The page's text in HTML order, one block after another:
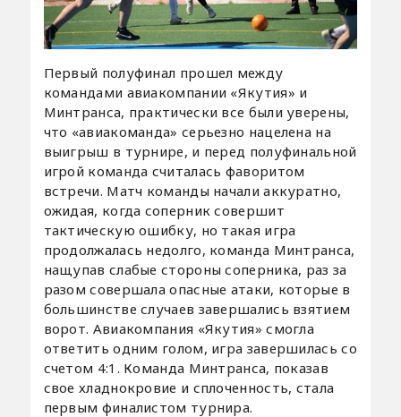
Первый полуфинал прошел между
командами авиакомпании «Якутия» и
Минтранса, практически все были уверены,
что «авиакоманда» серьезно нацелена на
выигрыш в турнире, и перед полуфинальной
игрой команда считалась фаворитом
встречи. Матч команды начали аккуратно,
ожидая, когда соперник совершит
тактическую ошибку, но такая игра
продолжалась недолго, команда Минтранса,
нащупав слабые стороны соперника, раз за
разом совершала опасные атаки, которые в
большинстве случаев завершались взятием
ворот. Авиакомпания «Якутия» смогла
ответить одним голом, игра завершилась со
счетом 4:1. Команда Минтранса, показав
свое хладнокровие и сплоченность, стала
первым финалистом турнира.